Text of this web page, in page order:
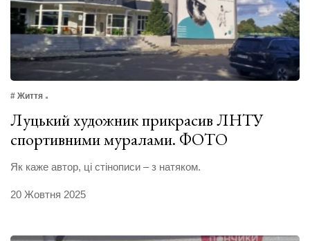
# Життя
Луцький художник прикрасив ЛНТУ
спортивними муралами. ФОТО
Як каже автор, ці стінописи – з натяком.
20 Жовтня 2025